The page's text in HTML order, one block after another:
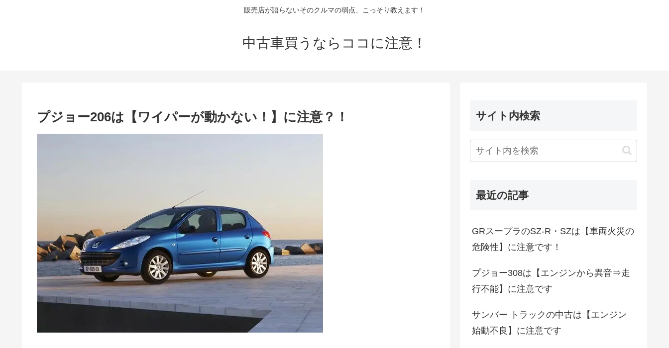
販売店が語らないそのクルマの弱点、こっそり教えます！
中古車買うならココに注意！
プジョー206は【ワイパーが動かない！】に注意？！ サイト内検索
最近の記事
GRスープラのSZ-R・SZは【車両火災の
危険性】に注意です！
プジョー308は【エンジンから異音⇒走
行不能】に注意です
サンバー トラックの中古は【エンジン
始動不良】に注意です